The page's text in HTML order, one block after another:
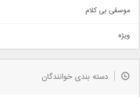
اهنگ بندرعباسی
دمو
مذهبی
جدیدترین ها
موسقی بی کلام
ویژه
دسته بندی خوانندگان